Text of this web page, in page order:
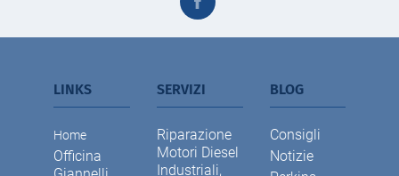
LINKS
Home
Officina
SERVIZI
Riparazione
Motori Diesel
Industriali,
BLOG
Consigli
Notizie